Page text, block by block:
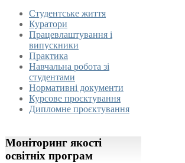
Студентське життя
Куратори
Працевлаштування і
випускники
Практика
Навчальна робота зі
студентами
Нормативні документи
Курсове проєктування
Дипломне проєктування
Моніторинг якості
освітніх програм